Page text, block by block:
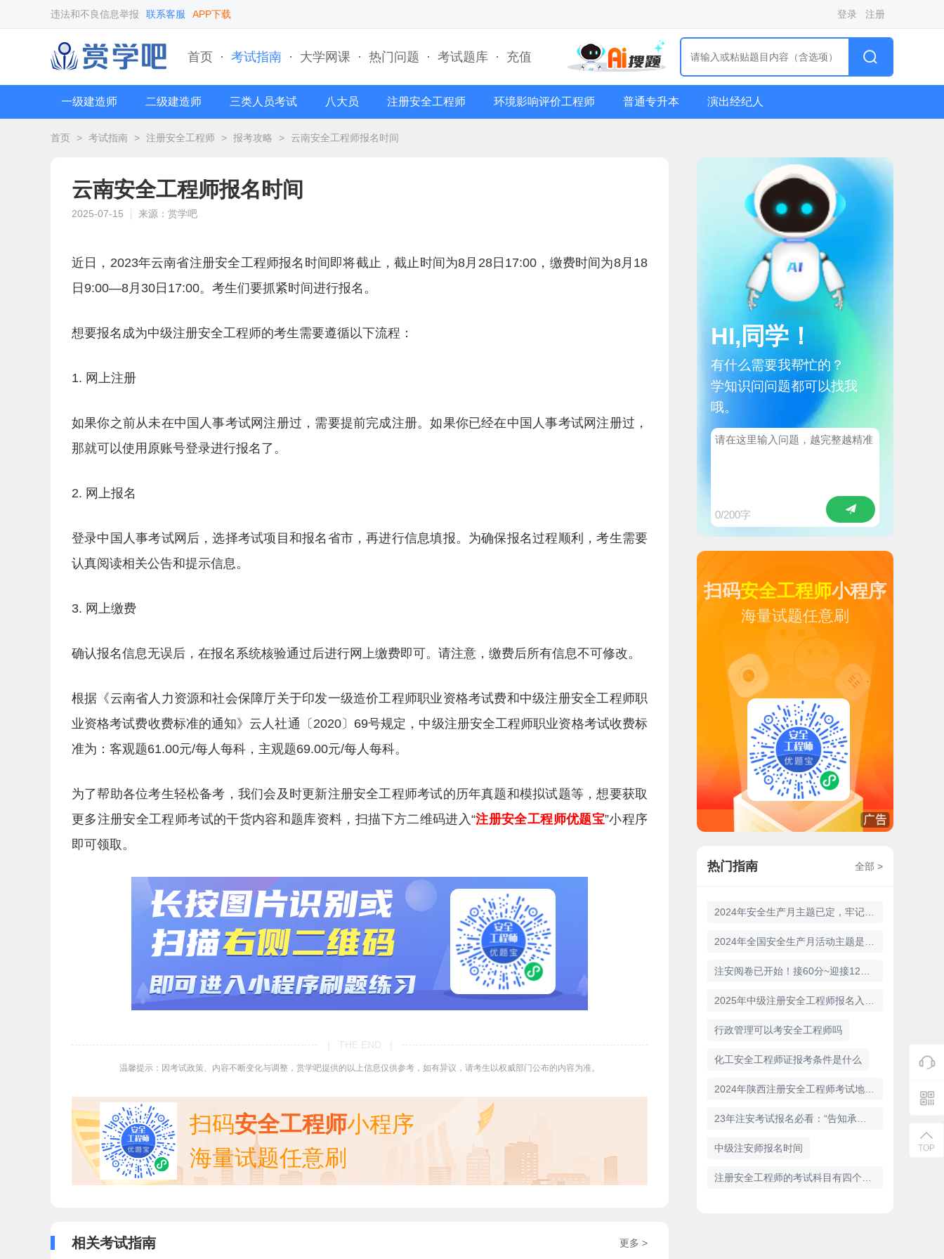
违法和不良信息举报 联系客服 APP下载 登录 注册
首页 · 考试指南 · 大学网课 · 热门问题 · 考试题库 · 充值
一级建造师 二级建造师 三类人员考试 八大员 注册安全工程师 环境影响评价工程师 普通专升本 演出经纪人
首页 > 考试指南 > 注册安全工程师 > 报考攻略 > 云南安全工程师报名时间
云南安全工程师报名时间
2025-07-15 来源：赏学吧
近日，2023年云南省注册安全工程师报名时间即将截止，截止时间为8月28日17:00，缴费时间为8月18
日9:00—8月30日17:00。考生们要抓紧时间进行报名。
想要报名成为中级注册安全工程师的考生需要遵循以下流程：
1. 网上注册
如果你之前从未在中国人事考试网注册过，需要提前完成注册。如果你已经在中国人事考试网注册过，
那就可以使用原账号登录进行报名了。
2. 网上报名
登录中国人事考试网后，选择考试项目和报名省市，再进行信息填报。为确保报名过程顺利，考生需要
认真阅读相关公告和提示信息。
3. 网上缴费
确认报名信息无误后，在报名系统核验通过后进行网上缴费即可。请注意，缴费后所有信息不可修改。
根据《云南省人力资源和社会保障厅关于印发一级造价工程师职业资格考试费和中级注册安全工程师职
业资格考试费收费标准的通知》云人社通〔2020〕69号规定，中级注册安全工程师职业资格考试收费标
准为：客观题61.00元/每人每科，主观题69.00元/每人每科。
为了帮助各位考生轻松备考，我们会及时更新注册安全工程师考试的历年真题和模拟试题等，想要获取
更多注册安全工程师考试的干货内容和题库资料，扫描下方二维码进入“注册安全工程师优题宝”小程序
即可领取。
| THE END |
温馨提示：因考试政策、内容不断变化与调整，赏学吧提供的以上信息仅供参考，如有异议，请考生以权威部门公布的内容为准。
扫码安全工程师小程序
海量试题任意刷
相关考试指南 更多 >
HI,同学！
有什么需要我帮忙的？
学知识问问题都可以找我
哦。
0/200字
扫码安全工程师小程序
海量试题任意刷
热门指南 全部 >
行政管理可以考安全工程师吗
化工安全工程师证报考条件是什么
中级注安师报名时间 TOP